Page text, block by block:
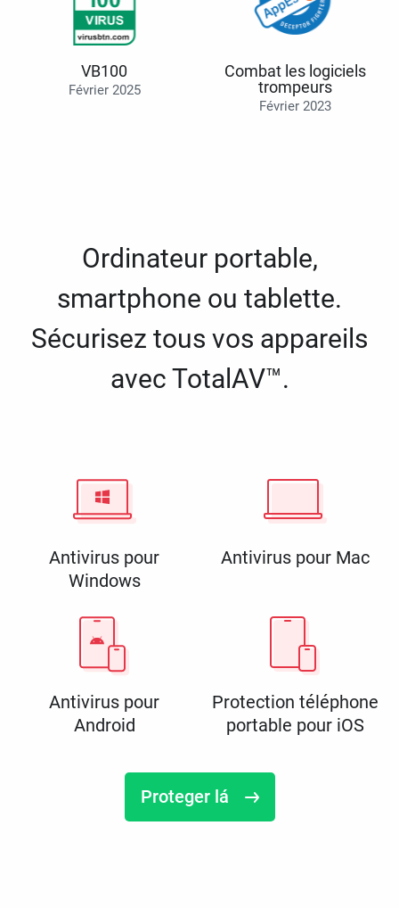
VB100
Février 2025
Combat les logiciels
trompeurs
Février 2023
Ordinateur portable,
smartphone ou tablette.
Sécurisez tous vos appareils
avec TotalAV™.
Antivirus pour
Windows
Antivirus pour Mac
Antivirus pour
Android
Protection téléphone
portable pour iOS
Proteger lá